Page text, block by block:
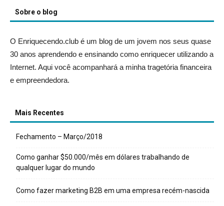
Sobre o blog
O Enriquecendo.club é um blog de um jovem nos seus quase
30 anos aprendendo e ensinando como enriquecer utilizando a
Internet. Aqui você acompanhará a minha tragetória financeira
e empreendedora.
Mais Recentes
Fechamento – Março/2018
Como ganhar $50.000/mês em dólares trabalhando de
qualquer lugar do mundo
Como fazer marketing B2B em uma empresa recém-nascida